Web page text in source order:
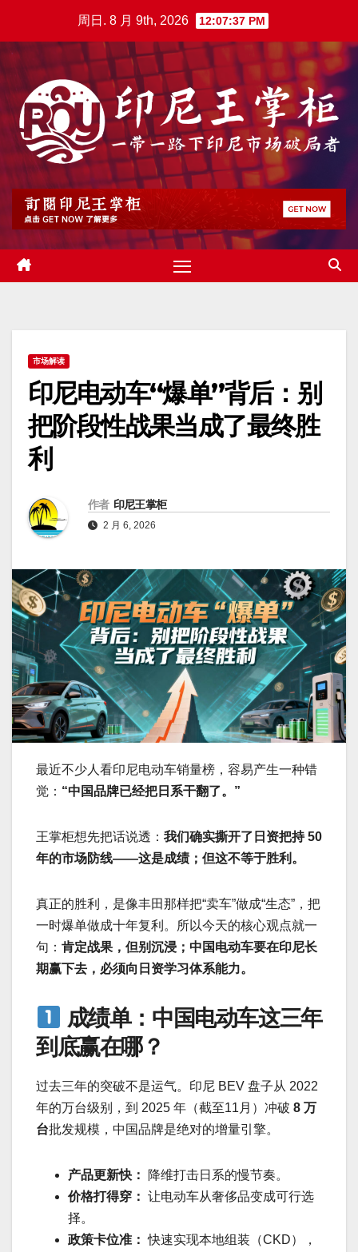
周日. 8 月 9th, 2026 12:07:38 PM
市场解读
印尼电动车“爆单”背后：别
把阶段性战果当成了最终胜
利
作者 印尼王掌柜
2 月 6, 2026
最近不少人看印尼电动车销量榜，容易产生一种错
觉： “中国品牌已经把日系干翻了。”
王掌柜想先把话说透： 我们确实撕开了日资把持 50
年的市场防线——这是成绩；但这不等于胜利。
真正的胜利，是像丰田那样把“卖车”做成“生态”，把
一时爆单做成十年复利。所以今天的核心观点就一
句： 肯定战果，但别沉浸；中国电动车要在印尼长
期赢下去，必须向日资学习体系能力。
成绩单：中国电动车这三年
到底赢在哪？
过去三年的突破不是运气。印尼 BEV 盘子从 2022
年的万台级别，到 2025 年（截至11月）冲破 8 万
台批发规模，中国品牌是绝对的增量引擎。
产品更新快：
降维打击日系的慢节奏。
价格打得穿： 让电动车从奢侈品变成可行选
择。
政策卡位准： 快速实现本地组装（CKD），